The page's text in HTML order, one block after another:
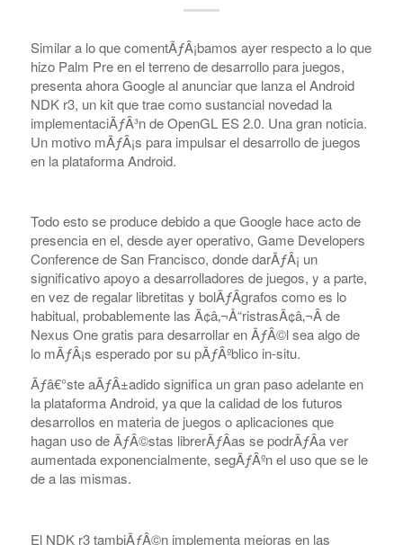
Similar a lo que comentÃƒÂ¡bamos ayer respecto a lo que
hizo Palm Pre en el terreno de desarrollo para juegos,
presenta ahora Google al anunciar que lanza el Android
NDK r3, un kit que trae como sustancial novedad la
implementaciÃƒÂ³n de OpenGL ES 2.0. Una gran noticia.
Un motivo mÃƒÂ¡s para impulsar el desarrollo de juegos
en la plataforma Android.
Todo esto se produce debido a que Google hace acto de
presencia en el, desde ayer operativo, Game Developers
Conference de San Francisco, donde darÃƒÂ¡ un
significativo apoyo a desarrolladores de juegos, y a parte,
en vez de regalar libretitas y bolÃƒÂ­grafos como es lo
habitual, probablemente las Ã¢â‚¬Å“ristrasÃ¢â‚¬Â de
Nexus One gratis para desarrollar en ÃƒÂ©l sea algo de
lo mÃƒÂ¡s esperado por su pÃƒÂºblico in-situ.
Ãƒâ€°ste aÃƒÂ±adido significa un gran paso adelante en
la plataforma Android, ya que la calidad de los futuros
desarrollos en materia de juegos o aplicaciones que
hagan uso de ÃƒÂ©stas librerÃƒÂ­as se podrÃƒÂ­a ver
aumentada exponencialmente, segÃƒÂºn el uso que se le
de a las mismas.
El NDK r3 tambiÃƒÂ©n implementa mejoras en las